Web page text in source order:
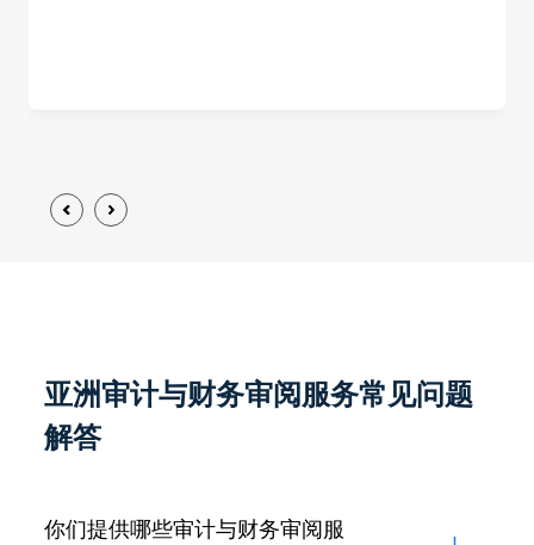
亚洲审计与财务审阅服务常见问题
解答
你们提供哪些审计与财务审阅服